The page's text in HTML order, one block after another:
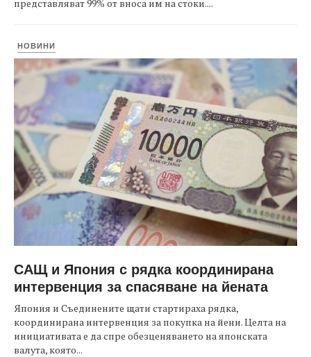
представляват 99% от вноса им на стоки....
НОВИНИ
САЩ и Япония с рядка координирана
интервенция за спасяване на йената
Япония и Съединените щати стартираха рядка,
координирана интервенция за покупка на йени. Целта на
инициативата е да спре обезценяването на японската
валута, която...